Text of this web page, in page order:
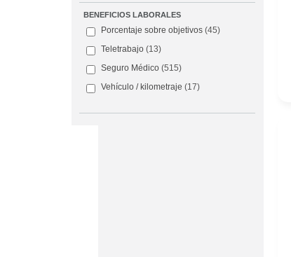
BENEFICIOS LABORALES
Porcentaje sobre objetivos (45)
Teletrabajo (13)
Seguro Médico (515)
Vehículo / kilometraje (17)